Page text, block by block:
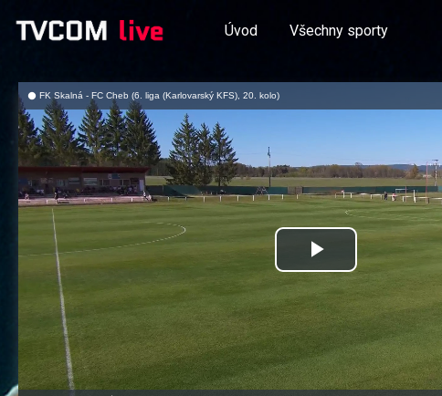
Úvod Všechny sporty
Přehrát
video
FK Skalná - FC Cheb (6. liga (Karlovarský KFS), 20. kolo)